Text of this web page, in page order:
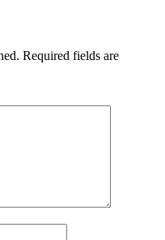
Required fields are